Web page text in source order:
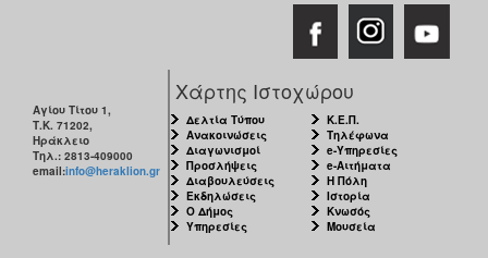
Αγίου Τίτου 1,
Τ.Κ. 71202,
Ηράκλειο
Τηλ.: 2813-409000
email:info@heraklion.gr
Χάρτης Ιστοχώρου
Δελτία Τύπου
Ανακοινώσεις
Διαγωνισμοί
Προσλήψεις
Διαβουλεύσεις
Εκδηλώσεις
Ο Δήμος
Υπηρεσίες
Κ.Ε.Π.
Τηλέφωνα
e-Υπηρεσίες
e-Αιτήματα
Η Πόλη
Ιστορία
Κνωσός
Μουσεία